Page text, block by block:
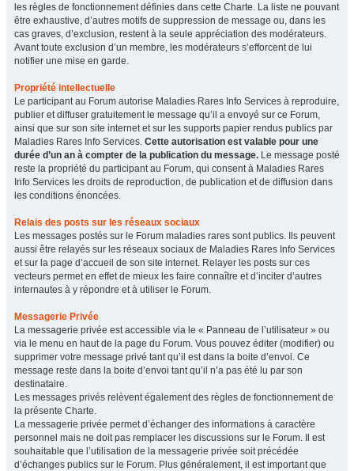
les règles de fonctionnement définies dans cette Charte. La liste ne pouvant
être exhaustive, d’autres motifs de suppression de message ou, dans les
cas graves, d’exclusion, restent à la seule appréciation des modérateurs.
Avant toute exclusion d’un membre, les modérateurs s’efforcent de lui
notifier une mise en garde.
Propriété intellectuelle
Le participant au Forum autorise Maladies Rares Info Services à reproduire,
publier et diffuser gratuitement le message qu’il a envoyé sur ce Forum,
ainsi que sur son site internet et sur les supports papier rendus publics par
Maladies Rares Info Services. Cette autorisation est valable pour une
durée d’un an à compter de la publication du message. Le message posté
reste la propriété du participant au Forum, qui consent à Maladies Rares
Info Services les droits de reproduction, de publication et de diffusion dans
les conditions énoncées.
Relais des posts sur les réseaux sociaux
Les messages postés sur le Forum maladies rares sont publics. Ils peuvent
aussi être relayés sur les réseaux sociaux de Maladies Rares Info Services
et sur la page d’accueil de son site internet. Relayer les posts sur ces
vecteurs permet en effet de mieux les faire connaître et d’inciter d’autres
internautes à y répondre et à utiliser le Forum.
Messagerie Privée
La messagerie privée est accessible via le « Panneau de l’utilisateur » ou
via le menu en haut de la page du Forum. Vous pouvez éditer (modifier) ou
supprimer votre message privé tant qu’il est dans la boite d’envoi. Ce
message reste dans la boite d’envoi tant qu’il n’a pas été lu par son
destinataire.
Les messages privés relèvent également des règles de fonctionnement de
la présente Charte.
La messagerie privée permet d’échanger des informations à caractère
personnel mais ne doit pas remplacer les discussions sur le Forum. Il est
souhaitable que l’utilisation de la messagerie privée soit précédée
d’échanges publics sur le Forum. Plus généralement, il est important que